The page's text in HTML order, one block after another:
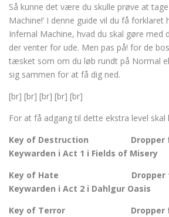
Så kunne det være du skulle prøve at
Machine!’ I denne guide vil du få forklaret
Infernal Machine, hvad du skal gøre med
der venter for ude. Men pas på! for de
tæsket som om du løb rundt på Normal
sig sammen for at få dig ned.
[br] [br] [br] [br] [br]
For at få adgang til dette ekstra level
Key of Destruction Dropper
Keywarden i Act 1 i Fields of Misery
Key of Hate Dropper fra
Keywarden i Act 2 i Dahlgur Oasis
Key of Terror Dropper fra